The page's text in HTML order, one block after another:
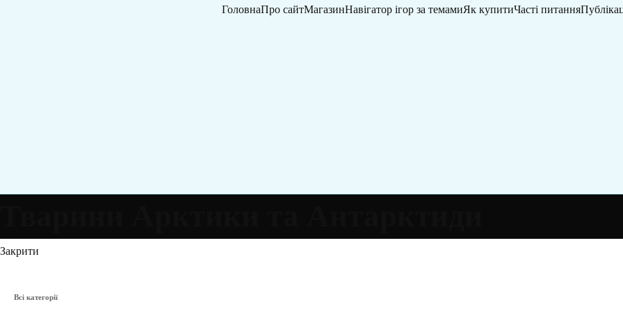
ГоловнаПро сайтМагазинНавігатор ігор за темамиЯк купитиЧасті питання
Закрити
Всі категорії